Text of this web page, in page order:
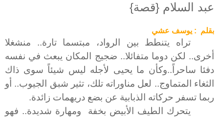
عبد السلام {قصة}
بقلم : يوسف عشي
تراه يتنطط بين الرواد، مبتسما تارة.. منشغلا
أخرى.. لكن دوما متفائلا.. ضجيج المكان يبعث في نفسه
دفئا ساحراً..وكأن ما يحيى لأجله ليس شيئاً سوى ذاك
الثغاء المتماوج.. لعل مناوراته تلك، تثير شبق الجيوب.. أو
ربما تسفر حركاته الذبابية عن بضع دريهمات زائدة.
يتحرك الطيف الأبيض بخفة ومهارة شديدة.. فهو